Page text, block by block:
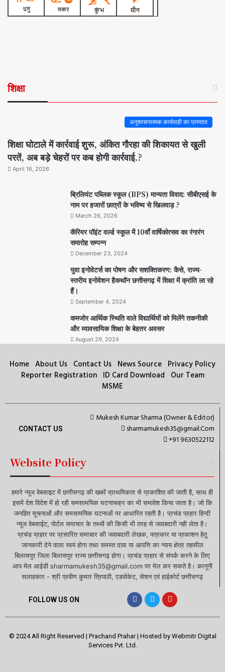
शिक्षा
अनुशासनात्मक कार्यवाही का प्रस्ताव
शिक्षा घोटाले में कार्रवाई शुरू, अंकित गौरहा की शिकायत से खुली
परतें, अब बड़े चेहरों पर कब होगी कार्रवाई.?
April 16, 2026
ब्रिलियंट पब्लिक स्कूल (BPS) मान्यता विवाद: सीबीएसई के
नाम पर हजारों छात्रों के भविष्य से खिलवाड़ ?
March 26, 2026
कॅरियर पॉइंट वर्ल्ड स्कूल में 10वाँ वार्षिकोत्सव का रंगारंग
समारोह सम्पन्न
December 23, 2024
युवा इनोवेटर्स का पोषण और सशक्तिकरण: कैसे, राज्य-
स्तरीय इनोवेशन हैकथॉन छत्तीसगढ़ में शिक्षा में क्रांति ला रहे
हैं।
September 4, 2024
कमजोर आर्थिक स्थिति वाले विद्यार्थियों को मिलेंगे तकनीकी
और व्यावसायिक शिक्षा के बेहतर अवसर
August 29, 2024
Home About Us Contact Us News Source Privacy Policy
Reporter Registration ID Card Download Our Team
MSME
CONTACT US
Mukesh Kumar Sharma (Owner & Editor)
sharmamukesh35@gmail.Com
+91 9630522112
Website Policy
हमारे न्यूज वेबसाइट में छत्तीसगढ़ की खबरें प्राथमिकता से प्रकाशित की जाती है, साथ ही
इसमें देश विदेश में हो रही समसामयिक घटनाचक्र का भी समावेश किया जाता है। जो कि
जनहित सूचनाओं और समसामयिक घटनाओं पर आधारित रहती है। प्रचंड प्रहार हिन्दी
न्यूज वेबसाईट, पोर्टल समाचार के तथ्यों की किसी भी तरह से जवाबदारी नही लेता है।
प्रचंड प्रहार पर प्रसारित समाचार की जवाबदारी लेखक, पत्रकार या प्रकाशन हेतु
जानकारी देने वाला स्वयं होगा तथा समस्त दावा या आपत्ति का न्याय क्षेत्र तहसील
बिलासपुर जिला बिलासपुर राज्य छत्तीसगढ़ होगा। प्रचंड प्रहार से संपर्क करने के लिए
आप मेल आईडी sharmamukesh35@gmail.com पर मेल कर सकते है। कानूनी
सलाहकार - श्री प्रवीण कुमार त्रिपाठी, एडवोकेट, सेशन एवं हाईकोर्ट छत्तीसगढ़
FOLLOW US ON
© 2024 All Right Reserved | Prachand Prahar | Hosted by Webmitr Digital
Services Pvt. Ltd.